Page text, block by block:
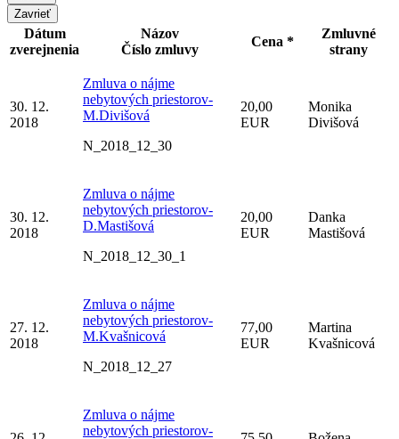
Zavrieť
Dátum
zverejnenia
Názov
Číslo zmluvy
Cena *
Zmluvné
strany
30. 12.
2018
Zmluva o nájme
nebytových priestorov-
M.Divišová
N_2018_12_30
20,00
EUR
Monika
Divišová
30. 12.
2018
Zmluva o nájme
nebytových priestorov-
D.Mastišová
N_2018_12_30_1
20,00
EUR
Danka
Mastišová
27. 12.
2018
Zmluva o nájme
nebytových priestorov-
M.Kvašnicová
N_2018_12_27
77,00
EUR
Martina
Kvašnicová
Zmluva o nájme
nebytových priestorov-